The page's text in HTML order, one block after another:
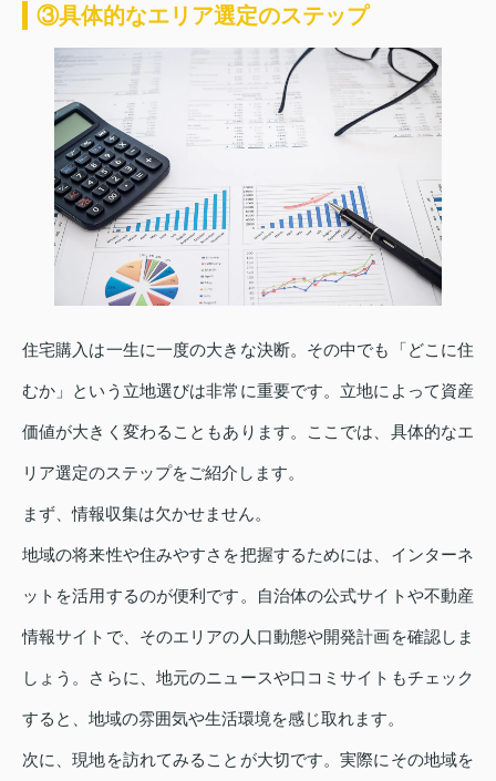
③具体的なエリア選定のステップ
住宅購入は一生に一度の大きな決断。その中でも「どこに住
むか」という立地選びは非常に重要です。立地によって資産
価値が大きく変わることもあります。ここでは、具体的なエ
リア選定のステップをご紹介します。
まず、情報収集は欠かせません。
地域の将来性や住みやすさを把握するためには、インターネ
ットを活用するのが便利です。自治体の公式サイトや不動産
情報サイトで、そのエリアの人口動態や開発計画を確認しま
しょう。さらに、地元のニュースや口コミサイトもチェック
すると、地域の雰囲気や生活環境を感じ取れます。
次に、現地を訪れてみることが大切です。実際にその地域を